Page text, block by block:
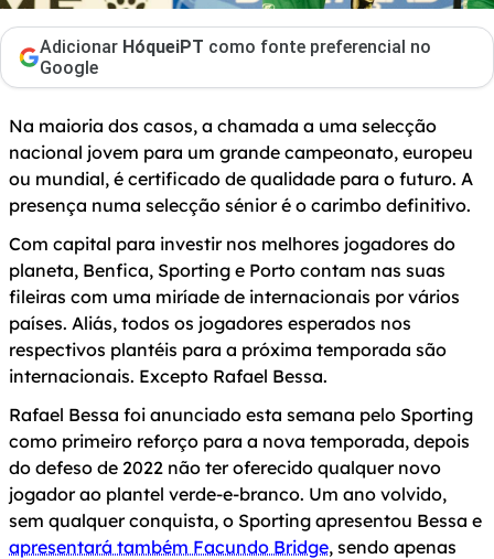
Adicionar HóqueiPT como fonte preferencial no
Google
Na maioria dos casos, a chamada a uma selecção
nacional jovem para um grande campeonato, europeu
ou mundial, é certificado de qualidade para o futuro. A
presença numa selecção sénior é o carimbo definitivo.
Com capital para investir nos melhores jogadores do
planeta, Benfica, Sporting e Porto contam nas suas
fileiras com uma miríade de internacionais por vários
países. Aliás, todos os jogadores esperados nos
respectivos plantéis para a próxima temporada são
internacionais. Excepto Rafael Bessa.
Rafael Bessa foi anunciado esta semana pelo Sporting
como primeiro reforço para a nova temporada, depois
do defeso de 2022 não ter oferecido qualquer novo
jogador ao plantel verde-e-branco. Um ano volvido,
sem qualquer conquista, o Sporting apresentou Bessa e
apresentará também Facundo Bridge, sendo apenas